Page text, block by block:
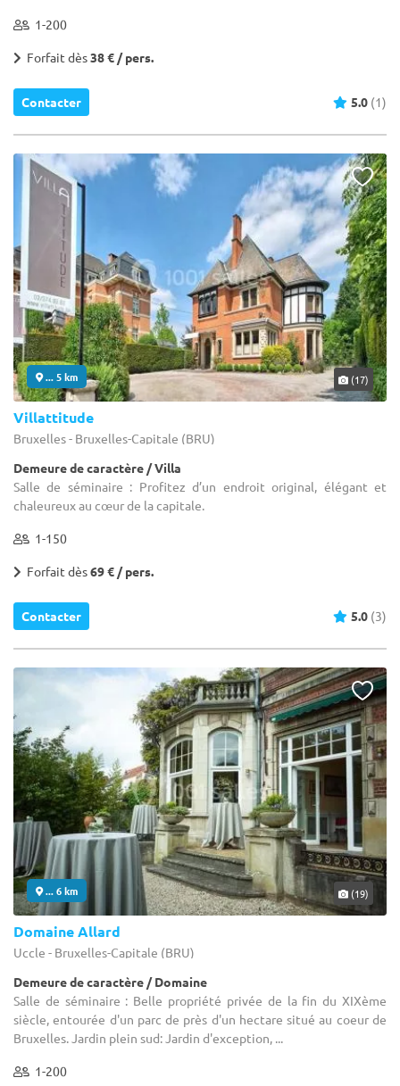
1-200
Forfait dès38 € / pers.
Contacter 5.0 (1)
... 5 km (17)
Villattitude
Bruxelles - Bruxelles-Capitale (BRU)
Demeure de caractère / Villa
Salle de séminaire : Profitez d’un endroit original, élégant et
chaleureux au cœur de la capitale.
1-150
Forfait dès69 € / pers.
Contacter 5.0 (3)
... 6 km (19)
Domaine Allard
Uccle - Bruxelles-Capitale (BRU)
Demeure de caractère / Domaine
Salle de séminaire : Belle propriété privée de la fin du XIXème
siècle, entourée d'un parc de près d'un hectare situé au coeur de
Bruxelles. Jardin plein sud: Jardin d'exception, ...
1-200